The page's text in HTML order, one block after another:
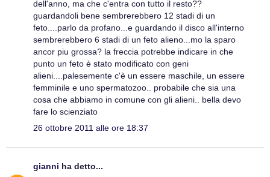
dell'anno, ma che c'entra con tutto il resto??
guardandoli bene sembrerebbero 12 stadi di un
feto....parlo da profano...e guardando il disco all'interno
sembrerebbero 6 stadi di un feto alieno...mo la sparo
ancor piu grossa? la freccia potrebbe indicare in che
punto un feto è stato modificato con geni
alieni....palesemente c'è un essere maschile, un essere
femminile e uno spermatozoo.. probabile che sia una
cosa che abbiamo in comune con gli alieni.. bella devo
fare lo scienziato
26 ottobre 2011 alle ore 18:37
gianni ha detto...